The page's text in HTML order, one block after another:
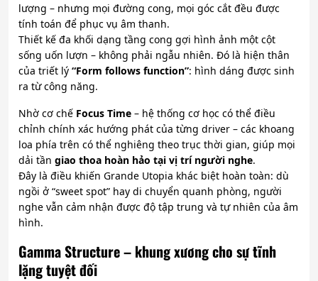
lượng – nhưng mọi đường cong, mọi góc cắt đều được
tính toán để phục vụ âm thanh.
Thiết kế đa khối dạng tầng cong gợi hình ảnh một cột
sống uốn lượn – không phải ngẫu nhiên. Đó là hiện thân
của triết lý “Form follows function”: hình dáng được sinh
ra từ công năng.
Nhờ cơ chế Focus Time – hệ thống cơ học có thể điều
chỉnh chính xác hướng phát của từng driver – các khoang
loa phía trên có thể nghiêng theo trục thời gian, giúp mọi
dải tần giao thoa hoàn hảo tại vị trí người nghe.
Đây là điều khiến Grande Utopia khác biệt hoàn toàn: dù
ngồi ở “sweet spot” hay di chuyển quanh phòng, người
nghe vẫn cảm nhận được độ tập trung và tự nhiên của âm
hình.
Gamma Structure – khung xương cho sự tĩnh
lặng tuyệt đối